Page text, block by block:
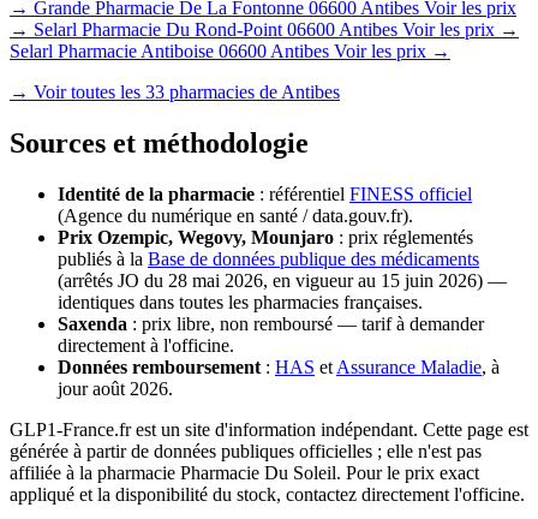
→ Grande Pharmacie De La Fontonne 06600 Antibes Voir les prix
→ Selarl Pharmacie Du Rond-Point 06600 Antibes Voir les prix →
Selarl Pharmacie Antiboise 06600 Antibes Voir les prix →
→ Voir toutes les 33 pharmacies de Antibes
Sources et méthodologie
Identité de la pharmacie : référentiel FINESS officiel
(Agence du numérique en santé / data.gouv.fr).
Prix Ozempic, Wegovy, Mounjaro : prix réglementés
publiés à la Base de données publique des médicaments
(arrêtés JO du 28 mai 2026, en vigueur au 15 juin 2026) —
identiques dans toutes les pharmacies françaises.
Saxenda : prix libre, non remboursé — tarif à demander
directement à l'officine.
Données remboursement : HAS et Assurance Maladie, à
jour août 2026.
GLP1-France.fr est un site d'information indépendant. Cette page est
générée à partir de données publiques officielles ; elle n'est pas
affiliée à la pharmacie Pharmacie Du Soleil. Pour le prix exact
appliqué et la disponibilité du stock, contactez directement l'officine.